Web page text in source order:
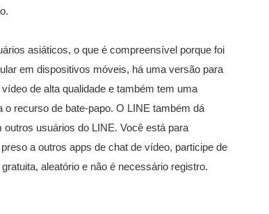
asiáticos, o que é compreensível porque foi
em dispositivos móveis, há uma versão para
de alta qualidade e também tem uma
recurso de bate-papo. O LINE também dá
usuários do LINE. Você está para
a outros apps de chat de vídeo, participe de
aleatório e não é necessário registro.